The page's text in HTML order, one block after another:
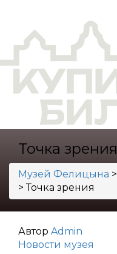
Точка зрения
Музей Фелицына >
>Точка зрения
Автор Admin
Новости музея